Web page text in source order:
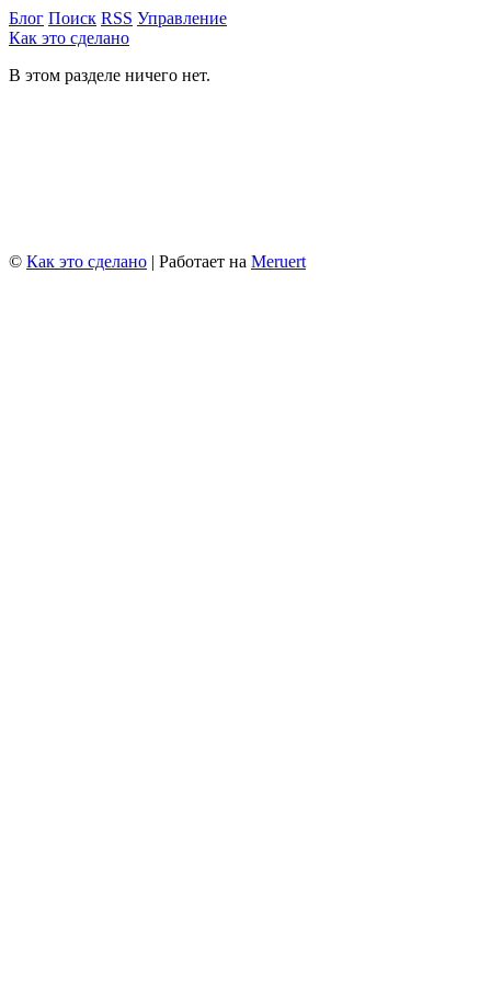
Блог Поиск RSS Управление
Как это сделано
В этом разделе ничего нет.
© Как это сделано | Работает на Meruert